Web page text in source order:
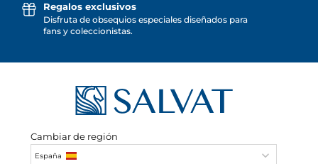
Regalos exclusivos
Disfruta de obsequios especiales diseñados para
fans y coleccionistas.
Cambiar de región
España